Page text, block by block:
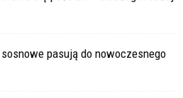
pasują do nowoczesnego